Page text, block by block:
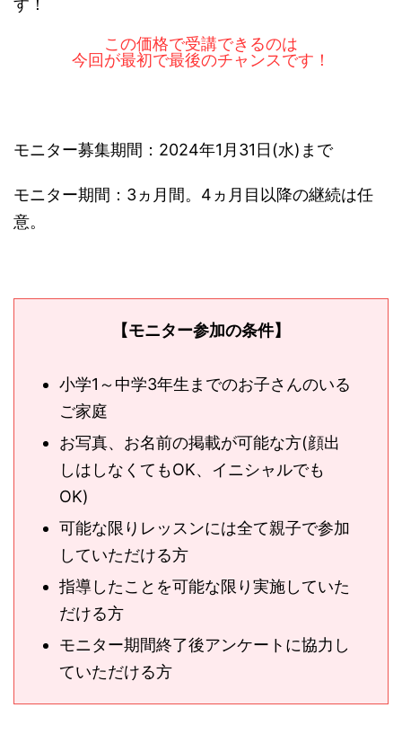
す！
この価格で受講できるのは
今回が最初で最後のチャンスです！
モニター募集期間：2024年1月31日(水)まで
モニター期間：3ヵ月間。4ヵ月目以降の継続は任
意。
【モニター参加の条件】
小学1～中学3年生までのお子さんのいる
ご家庭
お写真、お名前の掲載が可能な方(顔出
しはしなくてもOK、イニシャルでも
OK)
可能な限りレッスンには全て親子で参加
していただける方
指導したことを可能な限り実施していた
だける方
モニター期間終了後アンケートに協力し
ていただける方